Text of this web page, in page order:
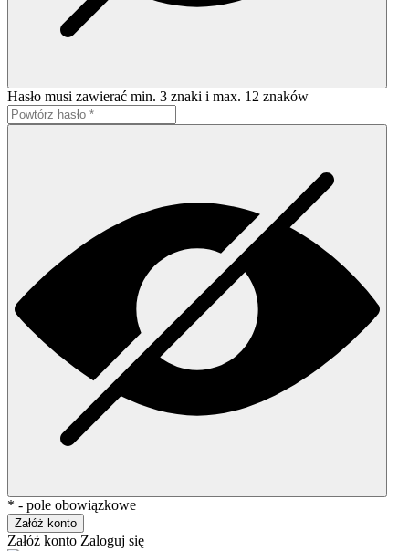
Hasło musi zawierać min. 3 znaki i max. 12 znaków
* - pole obowiązkowe
Załóż konto
Załóż konto Zaloguj się